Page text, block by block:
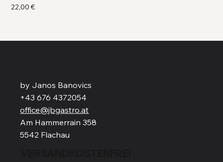
Preis
22,00 €
by Janos Banovics
+43 676 4372054
office@jbgastro.at
Am Hammerrain 358
5542 Flachau